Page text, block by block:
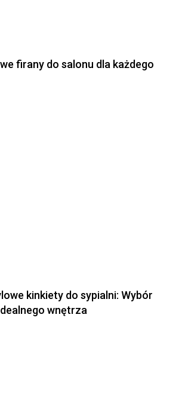
firany do salonu dla każdego
kinkiety do sypialni: Wybór
wnętrza